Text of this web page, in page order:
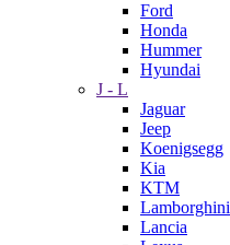
Ford
Honda
Hummer
Hyundai
J - L
Jaguar
Jeep
Koenigsegg
Kia
KTM
Lamborghini
Lancia